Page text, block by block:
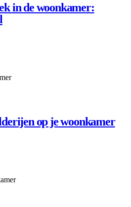
in de woonkamer:
op je woonkamer